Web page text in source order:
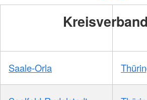
Kreisverband
Saale-Orla